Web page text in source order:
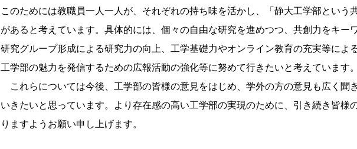
このためには教職員一人一人が、それぞれの持ち味を活かし、「静大工学部という
があると考えています。具体的には、個々の自由な研究を進めつつ、共創力をキー
研究グループ形成による研究力の向上、工学基礎力やオンライン教育の充実等によ
工学部の魅力を発信するための広報活動の強化等に努めて行きたいと考えています。
これらについては今後、工学部の皆様の意見をはじめ、学外の方の意見も広く聞
いきたいと思っています。より存在感の高い工学部の実現のために、引き続き皆様
りますようお願い申し上げます。